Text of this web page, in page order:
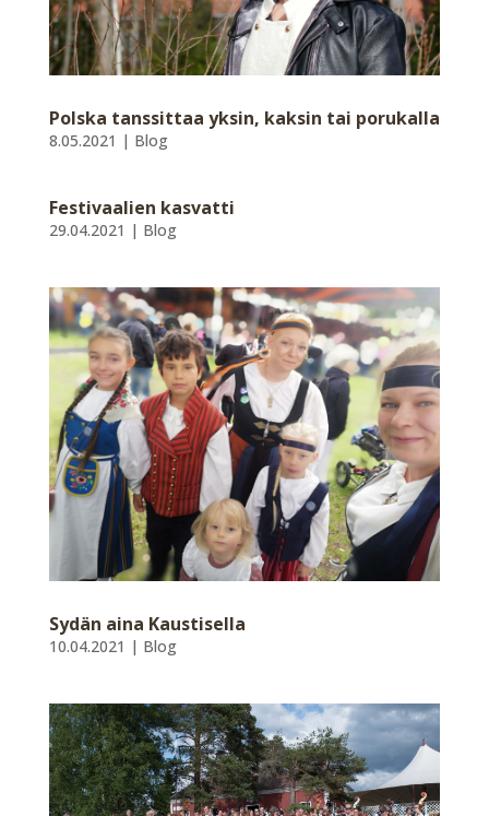
Polska tanssittaa yksin, kaksin tai porukalla
8.05.2021 | Blog
Festivaalien kasvatti
29.04.2021 | Blog
Sydän aina Kaustisella
10.04.2021 | Blog